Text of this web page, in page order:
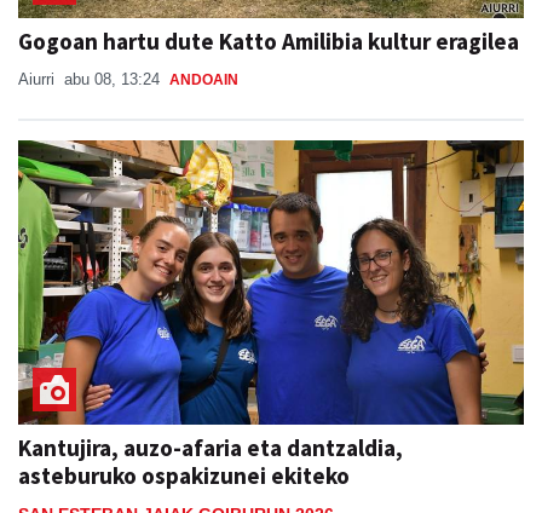
Gogoan hartu dute Katto Amilibia kultur eragilea
Aiurri abu 08, 13:24 ANDOAIN
Kantujira, auzo-afaria eta dantzaldia,
asteburuko ospakizunei ekiteko